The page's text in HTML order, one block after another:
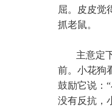
屈。皮皮觉
抓老鼠。
主意定
前。小花狗
鼓励它说：
没有反抗，